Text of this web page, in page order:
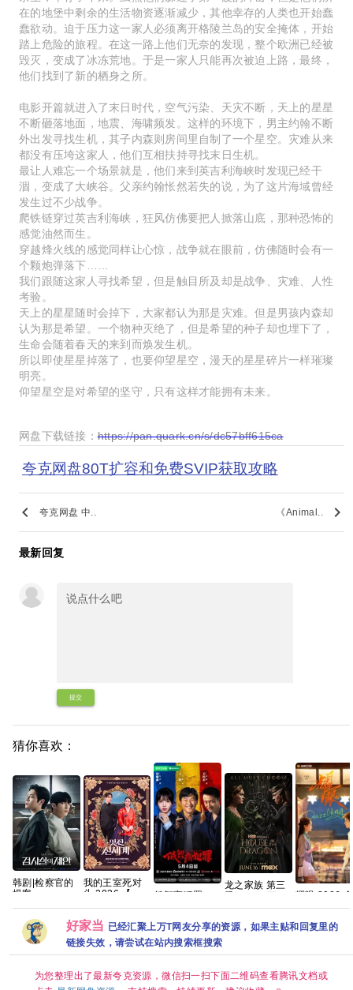
在的地堡中剩余的生活物资逐渐减少，其他幸存的人类也开始蠢
蠢欲动。迫于压力这一家人必须离开格陵兰岛的安全掩体，开始
踏上危险的旅程。在这一路上他们无奈的发现，整个欧洲已经被
毁灭，变成了冰冻荒地。于是一家人只能再次被迫上路，最终，
他们找到了新的栖身之所。
电影开篇就进入了末日时代，空气污染、天灾不断，天上的星星
不断砸落地面，地震、海啸频发。这样的环境下，男主约翰不断
外出发寻找生机，其子内森则房间里自制了一个星空。灾难从来
都没有压垮这家人，他们互相扶持寻找末日生机。
最让人难忘一个场景就是，他们来到英吉利海峡时发现已经干
涸，变成了大峡谷。父亲约翰怅然若失的说，为了这片海域曾经
发生过不少战争。
爬铁链穿过英吉利海峡，狂风仿佛要把人掀落山底，那种恐怖的
感觉油然而生。
穿越烽火线的感觉同样让心惊，战争就在眼前，仿佛随时会有一
个颗炮弹落下……
我们跟随这家人寻找希望，但是触目所及却是战争、灾难、人性
考验。
天上的星星随时会掉下，大家都认为那是灾难。但是男孩内森却
认为那是希望。一个物种灭绝了，但是希望的种子却也埋下了，
生命会随着春天的来到而焕发生机。
所以即使星星掉落了，也要仰望星空，漫天的星星碎片一样璀璨
明亮。
仰望星空是对希望的坚守，只有这样才能拥有未来。
网盘下载链接：https://pan.quark.cn/s/dc57bff615ca
夸克网盘80T扩容和免费SVIP获取攻略
keyboard_arrow_left 夸克网盘 中.. 《Animal.. keyboard_arrow_right
最新回复
提交
猜你喜欢：
韩剧|检察官的
提案
我的王室死对
头 2026 【首
妍 / 许南俊】
【韩剧中字】
低智商犯罪
(2026) 4K [中
悬疑] [王骁 田
曦薇 王传君 董
宝石]
龙之家族 第三
季(2026)[更01
集]
[高码率][内封简
耀眼 2026 全
集 4K 关晓
好家当 已经汇聚上万T网友分享的资源，如果主贴和回复里的
链接失效，请尝试在站内搜索框搜索
为您整理出了最新夸克资源，微信扫一扫下面二维码查看腾讯文档或